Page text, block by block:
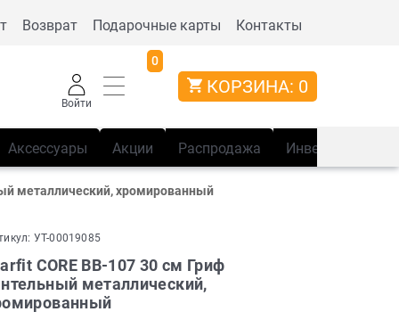
Возврат Подарочные карты Контакты
Войти
0
КОРЗИНА: 0
Аксессуары Акции Распродажа Инвентарь
металлический, хромированный
УТ-00019085
CORE BB-107 30 см Гриф
металлический,